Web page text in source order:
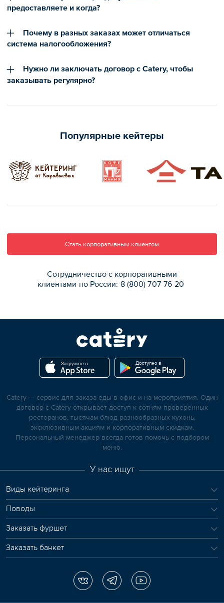
предоставляете и когда?
Почему в разных заказах может отличаться
система налогообложения?
Нужно ли заключать договор с Catery, чтобы
заказывать регулярно?
Популярные кейтеры
Стать корпоративным клиентом
Сотрудничество с корпоративными
клиентами по России: 8 (800) 707-76-20
Catery — сервис для заказа еды в офис и на мероприятия. Один
договор с Catery открывает доступ к сотням проверенных
ресторанов, тысячам блюд разнообразных кухонь,
эксклюзивным акциям и корпоративным скидкам.
Персональный менеджер всегда готов помочь с подбором
меню.
У нас ищут
Виды кейтеринга
Поводы
Заказать фуршет
Заказать банкет